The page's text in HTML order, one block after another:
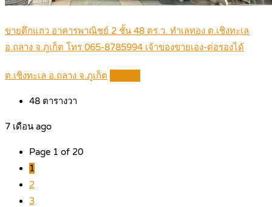
ขายตึกแถว อาคารพาณิชย์ 2 ชั้น 48 ตร.ว. ทำเลทอง ต.เชิงทะเล
อ.ถลาง จ.ภูเก็ต โทร 065-8785994 เจ้าของขายเอง-ต่อรองได้
ต.เชิงทะเล อ.ถลาง จ.ภูเก็ต
48 ตารางวา
7 เดือน ago
Page 1 of 20
1
2
3